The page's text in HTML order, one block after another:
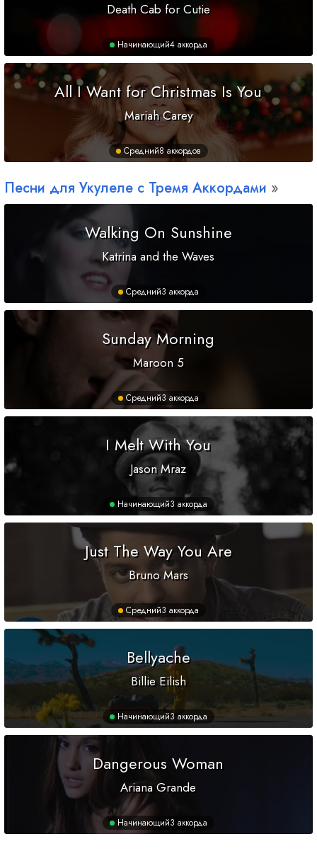
Death Cab for Cutie
Начинающий4 аккорда
All I Want for Christmas Is You
Mariah Carey
Средний8 аккордов
Песни для Укулеле с Тремя Аккордами
Walking On Sunshine
Katrina and the Waves
Средний3 аккорда
Sunday Morning
Maroon 5
Средний3 аккорда
I Melt With You
Jason Mraz
Начинающий3 аккорда
Just The Way You Are
Bruno Mars
Средний3 аккорда
Bellyache
Billie Eilish
Начинающий3 аккорда
Dangerous Woman
Ariana Grande
Начинающий3 аккорда